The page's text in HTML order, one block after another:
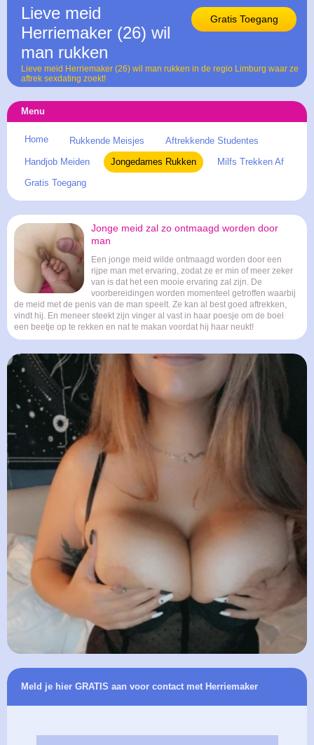
Gratis Toegang
Lieve meid
Herriemaker (26) wil
man rukken
Lieve meid Herriemaker (26) wil man rukken in de regio Limburg waar ze
aftrek sexdating zoekt!
Menu
Home Rukkende Meisjes
Aftrekkende Studentes
Handjob Meiden
Jongedames Rukken
Milfs Trekken Af
Gratis Toegang
Jonge meid zal zo ontmaagd worden door
man
Een jonge meid wilde ontmaagd worden door een
rijpe man met ervaring, zodat ze er min of meer zeker
van is dat het een mooie ervaring zal zijn. De
voorbereidingen worden momenteel getroffen waarbij
de meid met de penis van de man speelt. Ze kan al best goed aftrekken,
vindt hij. En meneer steekt zijn vinger al vast in haar poesje om de boel
een beetje op te rekken en nat te makan voordat hij haar neukt!
Meld je hier GRATIS aan voor contact met Herriemaker